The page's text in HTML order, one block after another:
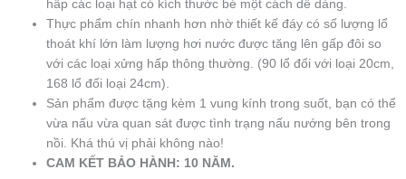
hấp các loại hạt có kích thước bé một cách dễ dàng.
Thực phẩm chín nhanh hơn nhờ thiết kế đáy có số lượng lổ
thoát khí lớn làm lượng hơi nước được tăng lên gấp đôi so
với các loại xửng hấp thông thường. (90 lổ đối với loại 20cm,
168 lổ đối loại 24cm).
Sản phẩm được tặng kèm 1 vung kính trong suốt, bạn có thể
vừa nấu vừa quan sát được tình trạng nấu nướng bên trong
nồi. Khá thú vị phải không nào!
CAM KẾT BẢO HÀNH: 10 NĂM.